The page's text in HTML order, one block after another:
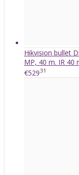
Hikvision bullet
MP, 40 m. IR 40
€52931